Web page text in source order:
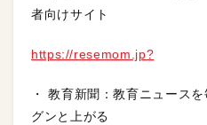
者向けサイト
https://resemom.jp?
・ 教育新聞：教育ニュース
グンと上がる